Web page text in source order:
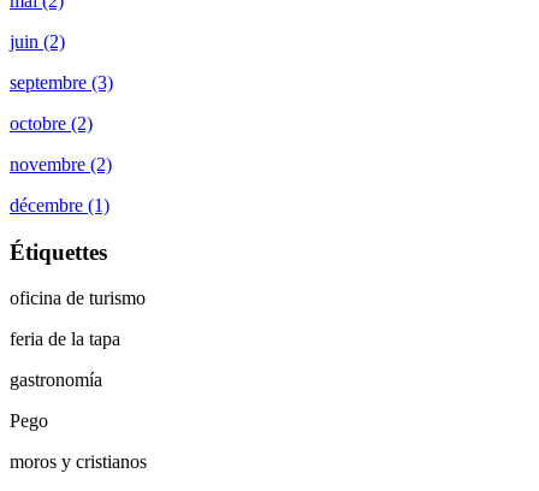
juin (2)
septembre (3)
octobre (2)
novembre (2)
décembre (1)
Étiquettes
oficina de turismo
feria de la tapa
gastronomía
Pego
moros y cristianos